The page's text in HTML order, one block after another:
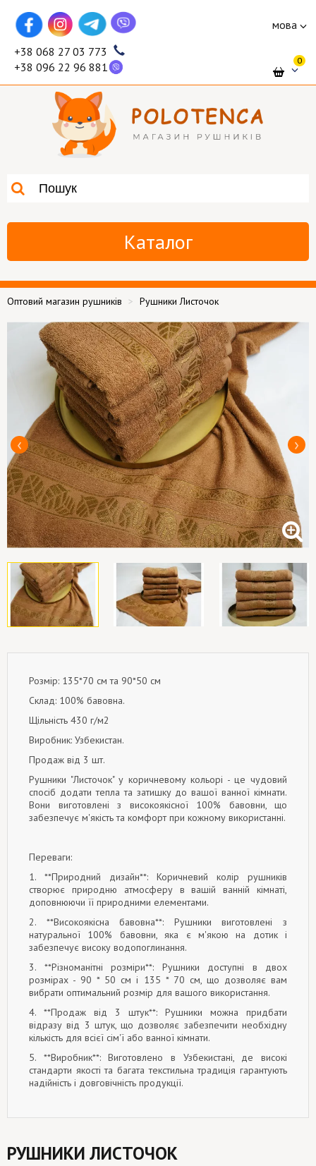
мова
+38 068 27 03 773
+38 096 22 96 881
0
Каталог
Оптовий магазин рушників Рушники Листочок
Розмір: 135*70 см та 90*50 см
Склад: 100% бавовна.
Щільність 430 г/м2
Виробник: Узбекистан.
Продаж від 3 шт.
Рушники "Листочок" у коричневому кольорі - це чудовий
спосіб додати тепла та затишку до вашої ванної кімнати.
Вони виготовлені з високоякісної 100% бавовни, що
забезпечує м'якість та комфорт при кожному використанні.
Переваги:
1. **Природний дизайн**: Коричневий колір рушників
створює природню атмосферу в вашій ванній кімнаті,
доповнюючи її природними елементами.
2. **Високоякісна бавовна**: Рушники виготовлені з
натуральної 100% бавовни, яка є м'якою на дотик і
забезпечує високу водопоглинання.
3. **Різноманітні розміри**: Рушники доступні в двох
розмірах - 90 * 50 см і 135 * 70 см, що дозволяє вам
вибрати оптимальний розмір для вашого використання.
4. **Продаж від 3 штук**: Рушники можна придбати
відразу від 3 штук, що дозволяє забезпечити необхідну
кількість для всієї сім'ї або ванної кімнати.
5. **Виробник**: Виготовлено в Узбекистані, де високі
стандарти якості та багата текстильна традиція гарантують
надійність і довговічність продукції.
РУШНИКИ ЛИСТОЧОК